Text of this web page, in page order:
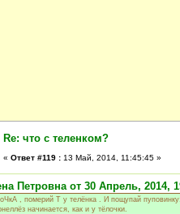
Re: что с теленком?
« Ответ #119 : 13 Май, 2014, 11:45:45 »
Петровна от 30 Апрель, 2014,
, померий Т у телёнка . И пощупай
начинается, как и у тёлочки.